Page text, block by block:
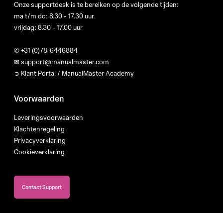
Onze supportdesk is te bereiken op de volgende tijden:
ma t/m do: 8.30 - 17.30 uur
vrijdag: 8.30 - 17.00 uur
✆+31 (0)78-6446884
✉ support@manualmaster.com
➲ Klant Portal / ManualMaster Academy
Voorwaarden
Leveringsvoorwaarden
Klachtenregeling
Privacyverklaring
Cookieverklaring
Contact Support